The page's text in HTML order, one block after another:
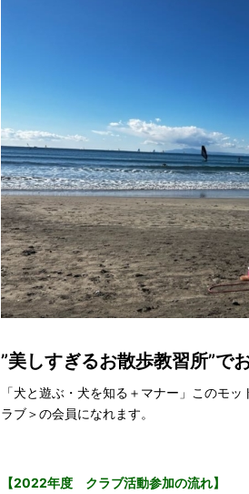
”美しすぎるお散歩教習所”で
「犬と遊ぶ・犬を知る＋マナー」このモ
ラブ＞の会員になれます。
【2022年度 クラブ活動参加の流れ】